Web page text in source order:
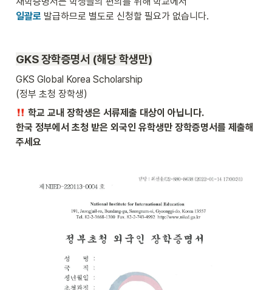
일괄로 발급하므로 별도로 신청할 필요가 없습니다.
GKS 장학증명서 (해당 학생만)
GKS Global Korea Scholarship
(정부 초청 장학생)
학교 교내 장학생은 서류제출 대상이 아닙니다.
한국 정부에서 초청 받은 외국인 유학생만 장학증명서를 제출해
주세요